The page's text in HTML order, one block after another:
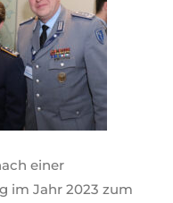
einer
im Jahr 2023 zum